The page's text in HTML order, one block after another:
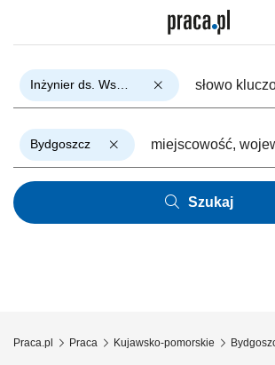
Bydgoszcz
Szukaj
Praca.pl Praca Kujawsko-pomorskie